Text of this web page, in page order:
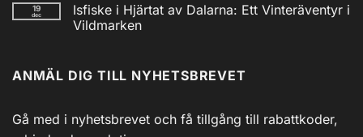
AM/FM
Powerbank
inkl
till
Utforska
Siljans
Svadlings
Guidade
19
dec
Isfiske i Hjärtat av Dalarna: Ett Vinteräventyr i
Vildmarken
Isfiske
i
Dalarna:
Ett
ANMÄL DIG TILL NYHETSBREVET
Gå med i nyhetsbrevet och få tillgång till rabattkoder,